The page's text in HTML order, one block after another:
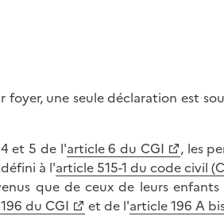
une seule déclaration est
et 5 de l'article 6 du CGI
, les
à l'article 515-1 du code civil
que de ceux de leurs
du CGI et de l'article 196 A